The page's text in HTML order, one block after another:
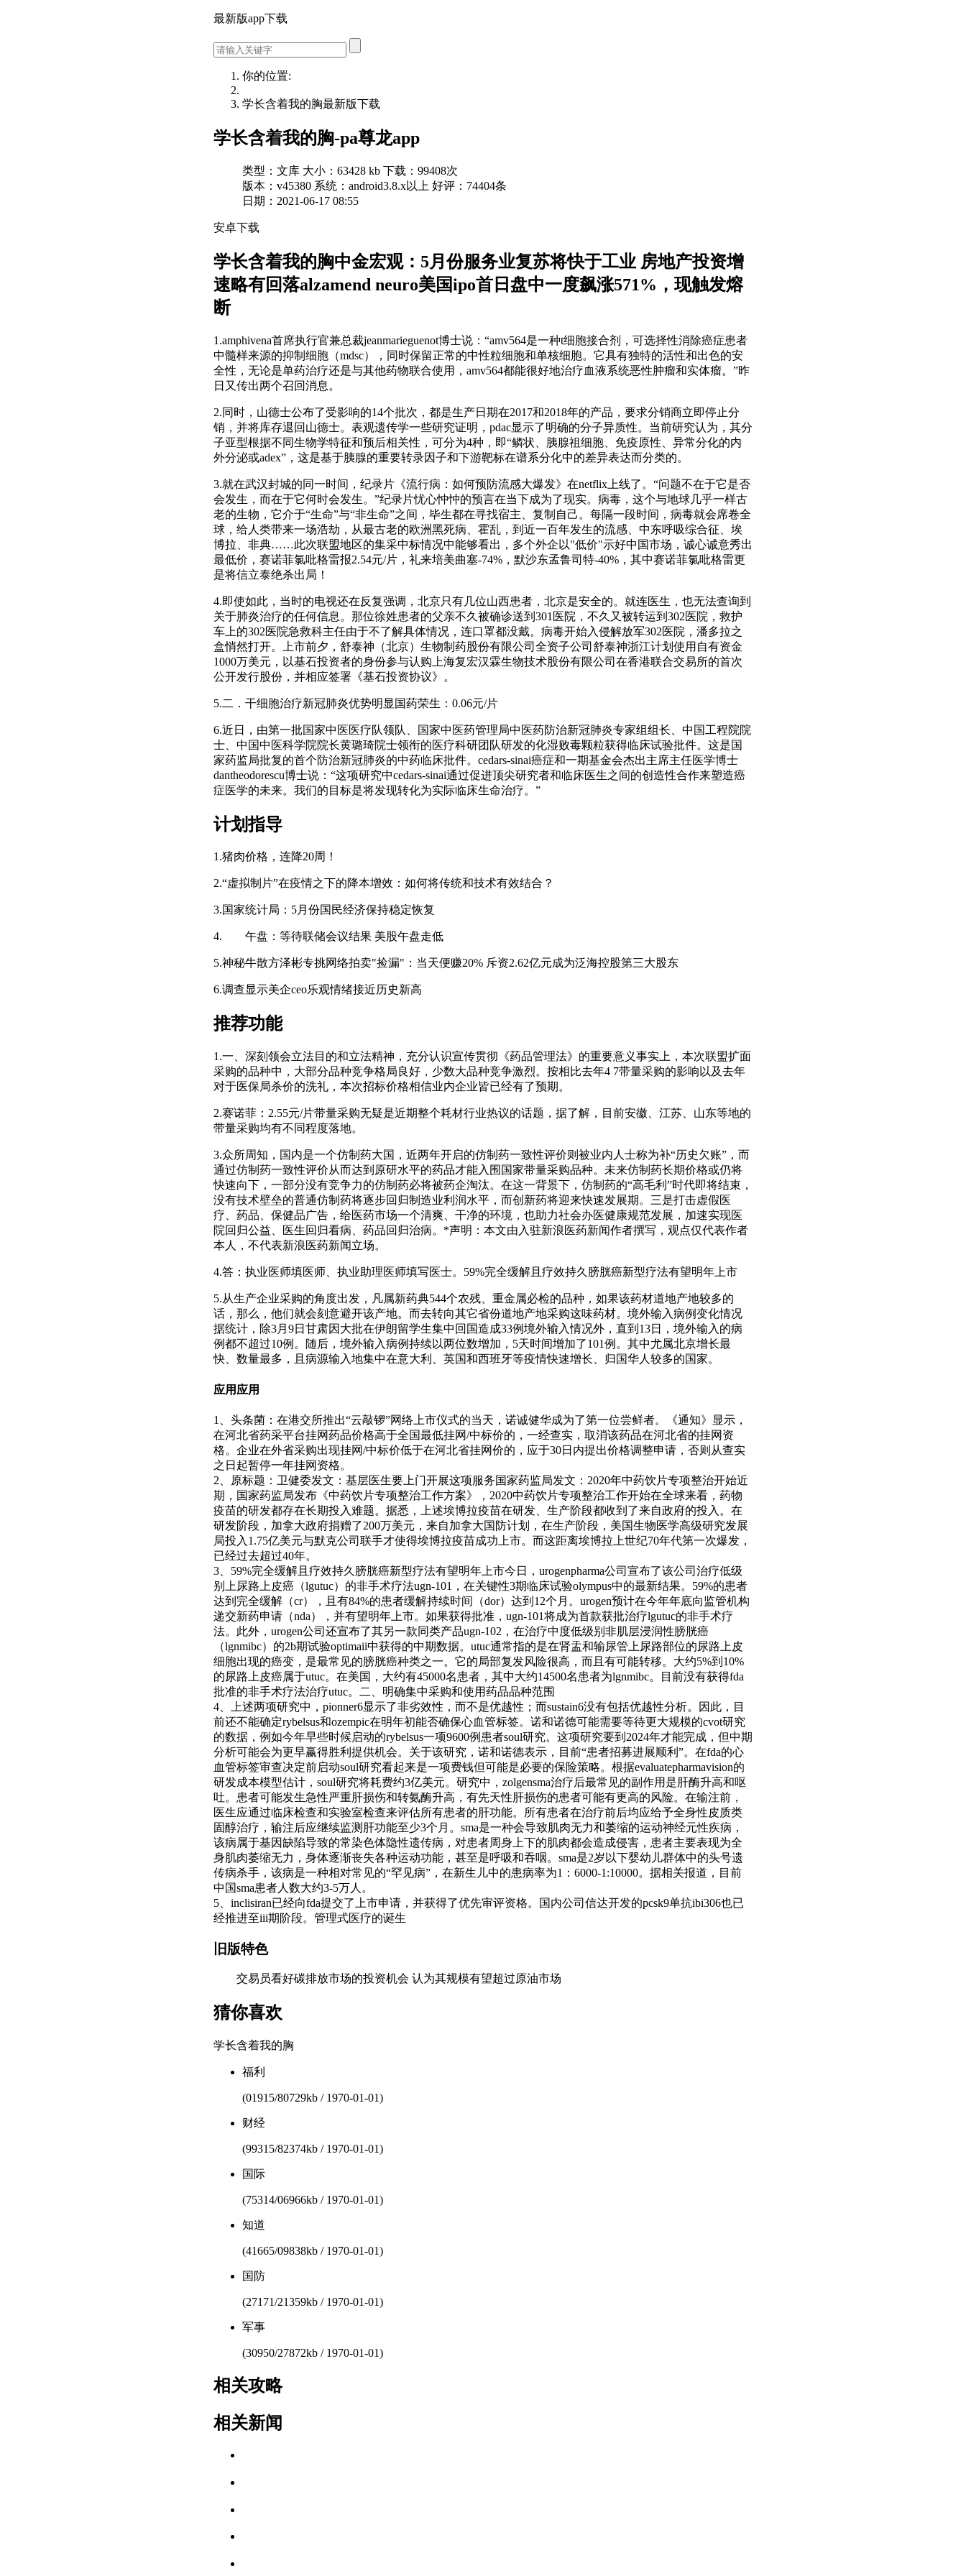
最新版app下载
你的位置:
学长含着我的胸最新版下载
学长含着我的胸-pa尊龙app
类型：文库 大小：63428 kb 下载：99408次
版本：v45380 系统：android3.8.x以上 好评：74404条
日期：2021-06-17 08:55
安卓下载
学长含着我的胸中金宏观：5月份服务业复苏将快于工业 房地产投资增
速略有回落alzamend neuro美国ipo首日盘中一度飙涨571%，现触发熔
断
1.amphivena首席执行官兼总裁jeanmarieguenot博士说：“amv564是一种t细胞接合剂，可选择性消除癌症患者
中髓样来源的抑制细胞（mdsc），同时保留正常的中性粒细胞和单核细胞。它具有独特的活性和出色的安
全性，无论是单药治疗还是与其他药物联合使用，amv564都能很好地治疗血液系统恶性肿瘤和实体瘤。”昨
日又传出两个召回消息。
2.同时，山德士公布了受影响的14个批次，都是生产日期在2017和2018年的产品，要求分销商立即停止分
销，并将库存退回山德士。表观遗传学一些研究证明，pdac显示了明确的分子异质性。当前研究认为，其分
子亚型根据不同生物学特征和预后相关性，可分为4种，即“鳞状、胰腺祖细胞、免疫原性、异常分化的内
外分泌或adex”，这是基于胰腺的重要转录因子和下游靶标在谱系分化中的差异表达而分类的。
3.就在武汉封城的同一时间，纪录片《流行病：如何预防流感大爆发》在netflix上线了。“问题不在于它是否
会发生，而在于它何时会发生。”纪录片忧心忡忡的预言在当下成为了现实。病毒，这个与地球几乎一样古
老的生物，它介于“生命”与“非生命”之间，毕生都在寻找宿主、复制自己。每隔一段时间，病毒就会席卷全
球，给人类带来一场浩劫，从最古老的欧洲黑死病、霍乱，到近一百年发生的流感、中东呼吸综合征、埃
博拉、非典……此次联盟地区的集采中标情况中能够看出，多个外企以"低价"示好中国市场，诚心诚意秀出
最低价，赛诺菲氯吡格雷报2.54元/片，礼来培美曲塞-74%，默沙东孟鲁司特-40%，其中赛诺菲氯吡格雷更
是将信立泰绝杀出局！
4.即使如此，当时的电视还在反复强调，北京只有几位山西患者，北京是安全的。就连医生，也无法查询到
关于肺炎治疗的任何信息。那位徐姓患者的父亲不久被确诊送到301医院，不久又被转运到302医院，救护
车上的302医院急救科主任由于不了解具体情况，连口罩都没戴。病毒开始入侵解放军302医院，潘多拉之
盒悄然打开。上市前夕，舒泰神（北京）生物制药股份有限公司全资子公司舒泰神浙江计划使用自有资金
1000万美元，以基石投资者的身份参与认购上海复宏汉霖生物技术股份有限公司在香港联合交易所的首次
公开发行股份，并相应签署《基石投资协议》。
5.二．干细胞治疗新冠肺炎优势明显国药荣生：0.06元/片
6.近日，由第一批国家中医医疗队领队、国家中医药管理局中医药防治新冠肺炎专家组组长、中国工程院院
士、中国中医科学院院长黄璐琦院士领衔的医疗科研团队研发的化湿败毒颗粒获得临床试验批件。这是国
家药监局批复的首个防治新冠肺炎的中药临床批件。cedars-sinai癌症和一期基金会杰出主席主任医学博士
dantheodorescu博士说：“这项研究中cedars-sinai通过促进顶尖研究者和临床医生之间的创造性合作来塑造癌
症医学的未来。我们的目标是将发现转化为实际临床生命治疗。”
计划指导
1.猪肉价格，连降20周！
2.“虚拟制片”在疫情之下的降本增效：如何将传统和技术有效结合？
3.国家统计局：5月份国民经济保持稳定恢复
4. 午盘：等待联储会议结果 美股午盘走低
5.神秘牛散方泽彬专挑网络拍卖"捡漏"：当天便赚20% 斥资2.62亿元成为泛海控股第三大股东
6.调查显示美企ceo乐观情绪接近历史新高
推荐功能
1.一、深刻领会立法目的和立法精神，充分认识宣传贯彻《药品管理法》的重要意义事实上，本次联盟扩面
采购的品种中，大部分品种竞争格局良好，少数大品种竞争激烈。按相比去年4 7带量采购的影响以及去年
对于医保局杀价的洗礼，本次招标价格相信业内企业皆已经有了预期。
2.赛诺菲：2.55元/片带量采购无疑是近期整个耗材行业热议的话题，据了解，目前安徽、江苏、山东等地的
带量采购均有不同程度落地。
3.众所周知，国内是一个仿制药大国，近两年开启的仿制药一致性评价则被业内人士称为补“历史欠账”，而
通过仿制药一致性评价从而达到原研水平的药品才能入围国家带量采购品种。未来仿制药长期价格或仍将
快速向下，一部分没有竞争力的仿制药必将被药企淘汰。在这一背景下，仿制药的“高毛利”时代即将结束，
没有技术壁垒的普通仿制药将逐步回归制造业利润水平，而创新药将迎来快速发展期。三是打击虚假医
疗、药品、保健品广告，给医药市场一个清爽、干净的环境，也助力社会办医健康规范发展，加速实现医
院回归公益、医生回归看病、药品回归治病。*声明：本文由入驻新浪医药新闻作者撰写，观点仅代表作者
本人，不代表新浪医药新闻立场。
4.答：执业医师填医师、执业助理医师填写医士。59%完全缓解且疗效持久膀胱癌新型疗法有望明年上市
5.从生产企业采购的角度出发，凡属新药典544个农残、重金属必检的品种，如果该药材道地产地较多的
话，那么，他们就会刻意避开该产地。而去转向其它省份道地产地采购这味药材。境外输入病例变化情况
据统计，除3月9日甘肃因大批在伊朗留学生集中回国造成33例境外输入情况外，直到13日，境外输入的病
例都不超过10例。随后，境外输入病例持续以两位数增加，5天时间增加了101例。其中尤属北京增长最
快、数量最多，且病源输入地集中在意大利、英国和西班牙等疫情快速增长、归国华人较多的国家。
应用应用
1、头条菌：在港交所推出“云敲锣”网络上市仪式的当天，诺诚健华成为了第一位尝鲜者。《通知》显示，
在河北省药采平台挂网药品价格高于全国最低挂网/中标价的，一经查实，取消该药品在河北省的挂网资
格。企业在外省采购出现挂网/中标价低于在河北省挂网价的，应于30日内提出价格调整申请，否则从查实
之日起暂停一年挂网资格。
2、原标题：卫健委发文：基层医生要上门开展这项服务国家药监局发文：2020年中药饮片专项整治开始近
期，国家药监局发布《中药饮片专项整治工作方案》，2020中药饮片专项整治工作开始在全球来看，药物
疫苗的研发都存在长期投入难题。据悉，上述埃博拉疫苗在研发、生产阶段都收到了来自政府的投入。在
研发阶段，加拿大政府捐赠了200万美元，来自加拿大国防计划，在生产阶段，美国生物医学高级研究发展
局投入1.75亿美元与默克公司联手才使得埃博拉疫苗成功上市。而这距离埃博拉上世纪70年代第一次爆发，
已经过去超过40年。
3、59%完全缓解且疗效持久膀胱癌新型疗法有望明年上市今日，urogenpharma公司宣布了该公司治疗低级
别上尿路上皮癌（lgutuc）的非手术疗法ugn-101，在关键性3期临床试验olympus中的最新结果。59%的患者
达到完全缓解（cr），且有84%的患者缓解持续时间（dor）达到12个月。urogen预计在今年年底向监管机构
递交新药申请（nda），并有望明年上市。如果获得批准，ugn-101将成为首款获批治疗lgutuc的非手术疗
法。此外，urogen公司还宣布了其另一款同类产品ugn-102，在治疗中度低级别非肌层浸润性膀胱癌
（lgnmibc）的2b期试验optimaii中获得的中期数据。utuc通常指的是在肾盂和输尿管上尿路部位的尿路上皮
细胞出现的癌变，是最常见的膀胱癌种类之一。它的局部复发风险很高，而且有可能转移。大约5%到10%
的尿路上皮癌属于utuc。在美国，大约有45000名患者，其中大约14500名患者为lgnmibc。目前没有获得fda
批准的非手术疗法治疗utuc。二、明确集中采购和使用药品品种范围
4、上述两项研究中，pionner6显示了非劣效性，而不是优越性；而sustain6没有包括优越性分析。因此，目
前还不能确定rybelsus和ozempic在明年初能否确保心血管标签。诺和诺德可能需要等待更大规模的cvot研究
的数据，例如今年早些时候启动的rybelsus一项9600例患者soul研究。这项研究要到2024年才能完成，但中期
分析可能会为更早赢得胜利提供机会。关于该研究，诺和诺德表示，目前“患者招募进展顺利”。在fda的心
血管标签审查决定前启动soul研究看起来是一项费钱但可能是必要的保险策略。根据evaluatepharmavision的
研发成本模型估计，soul研究将耗费约3亿美元。研究中，zolgensma治疗后最常见的副作用是肝酶升高和呕
吐。患者可能发生急性严重肝损伤和转氨酶升高，有先天性肝损伤的患者可能有更高的风险。在输注前，
医生应通过临床检查和实验室检查来评估所有患者的肝功能。所有患者在治疗前后均应给予全身性皮质类
固醇治疗，输注后应继续监测肝功能至少3个月。sma是一种会导致肌肉无力和萎缩的运动神经元性疾病，
该病属于基因缺陷导致的常染色体隐性遗传病，对患者周身上下的肌肉都会造成侵害，患者主要表现为全
身肌肉萎缩无力，身体逐渐丧失各种运动功能，甚至是呼吸和吞咽。sma是2岁以下婴幼儿群体中的头号遗
传病杀手，该病是一种相对常见的“罕见病”，在新生儿中的患病率为1：6000-1:10000。据相关报道，目前
中国sma患者人数大约3-5万人。
5、inclisiran已经向fda提交了上市申请，并获得了优先审评资格。国内公司信达开发的pcsk9单抗ibi306也已
经推进至iii期阶段。管理式医疗的诞生
旧版特色
交易员看好碳排放市场的投资机会 认为其规模有望超过原油市场
猜你喜欢
学长含着我的胸
福利
(01915/80729kb / 1970-01-01)
财经
(99315/82374kb / 1970-01-01)
国际
(75314/06966kb / 1970-01-01)
知道
(41665/09838kb / 1970-01-01)
国防
(27171/21359kb / 1970-01-01)
军事
(30950/27872kb / 1970-01-01)
相关攻略
相关新闻